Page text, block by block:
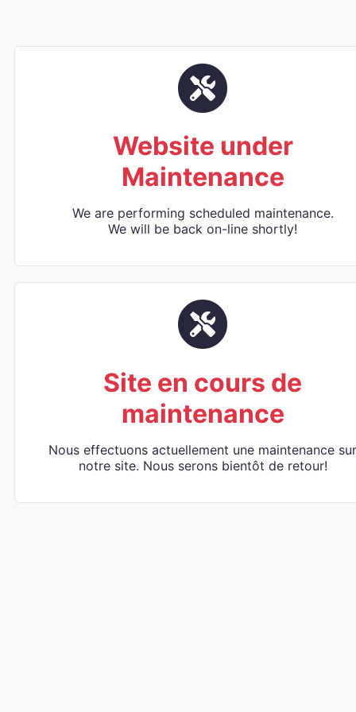
Website under
Maintenance
We are performing scheduled maintenance.
We will be back on-line shortly!
Site en cours de
maintenance
Nous effectuons actuellement une maintenance sur
notre site. Nous serons bientôt de retour!